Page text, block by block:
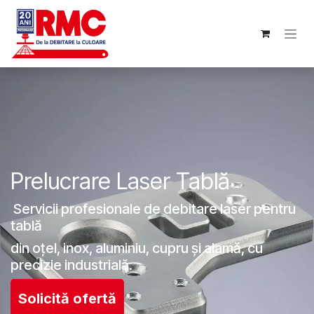
Sari la conținut
Prelucrare Laser Tabl​​ă
Servicii profesionale de debitare laser pentru
tablă
din oțel, inox, aluminiu, cupru și alamă, cu
precizie industrială.
Solicită ofertă